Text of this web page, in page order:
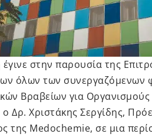
στην παρουσία της
όλων των συνεργαζόμενων
Βραβείων για Οργανισμούς
Δρ. Χριστάκης Σεργίδης,
της Medochemie, σε μια